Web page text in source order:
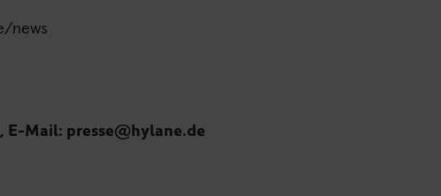
news
E-Mail: presse@hylane.de